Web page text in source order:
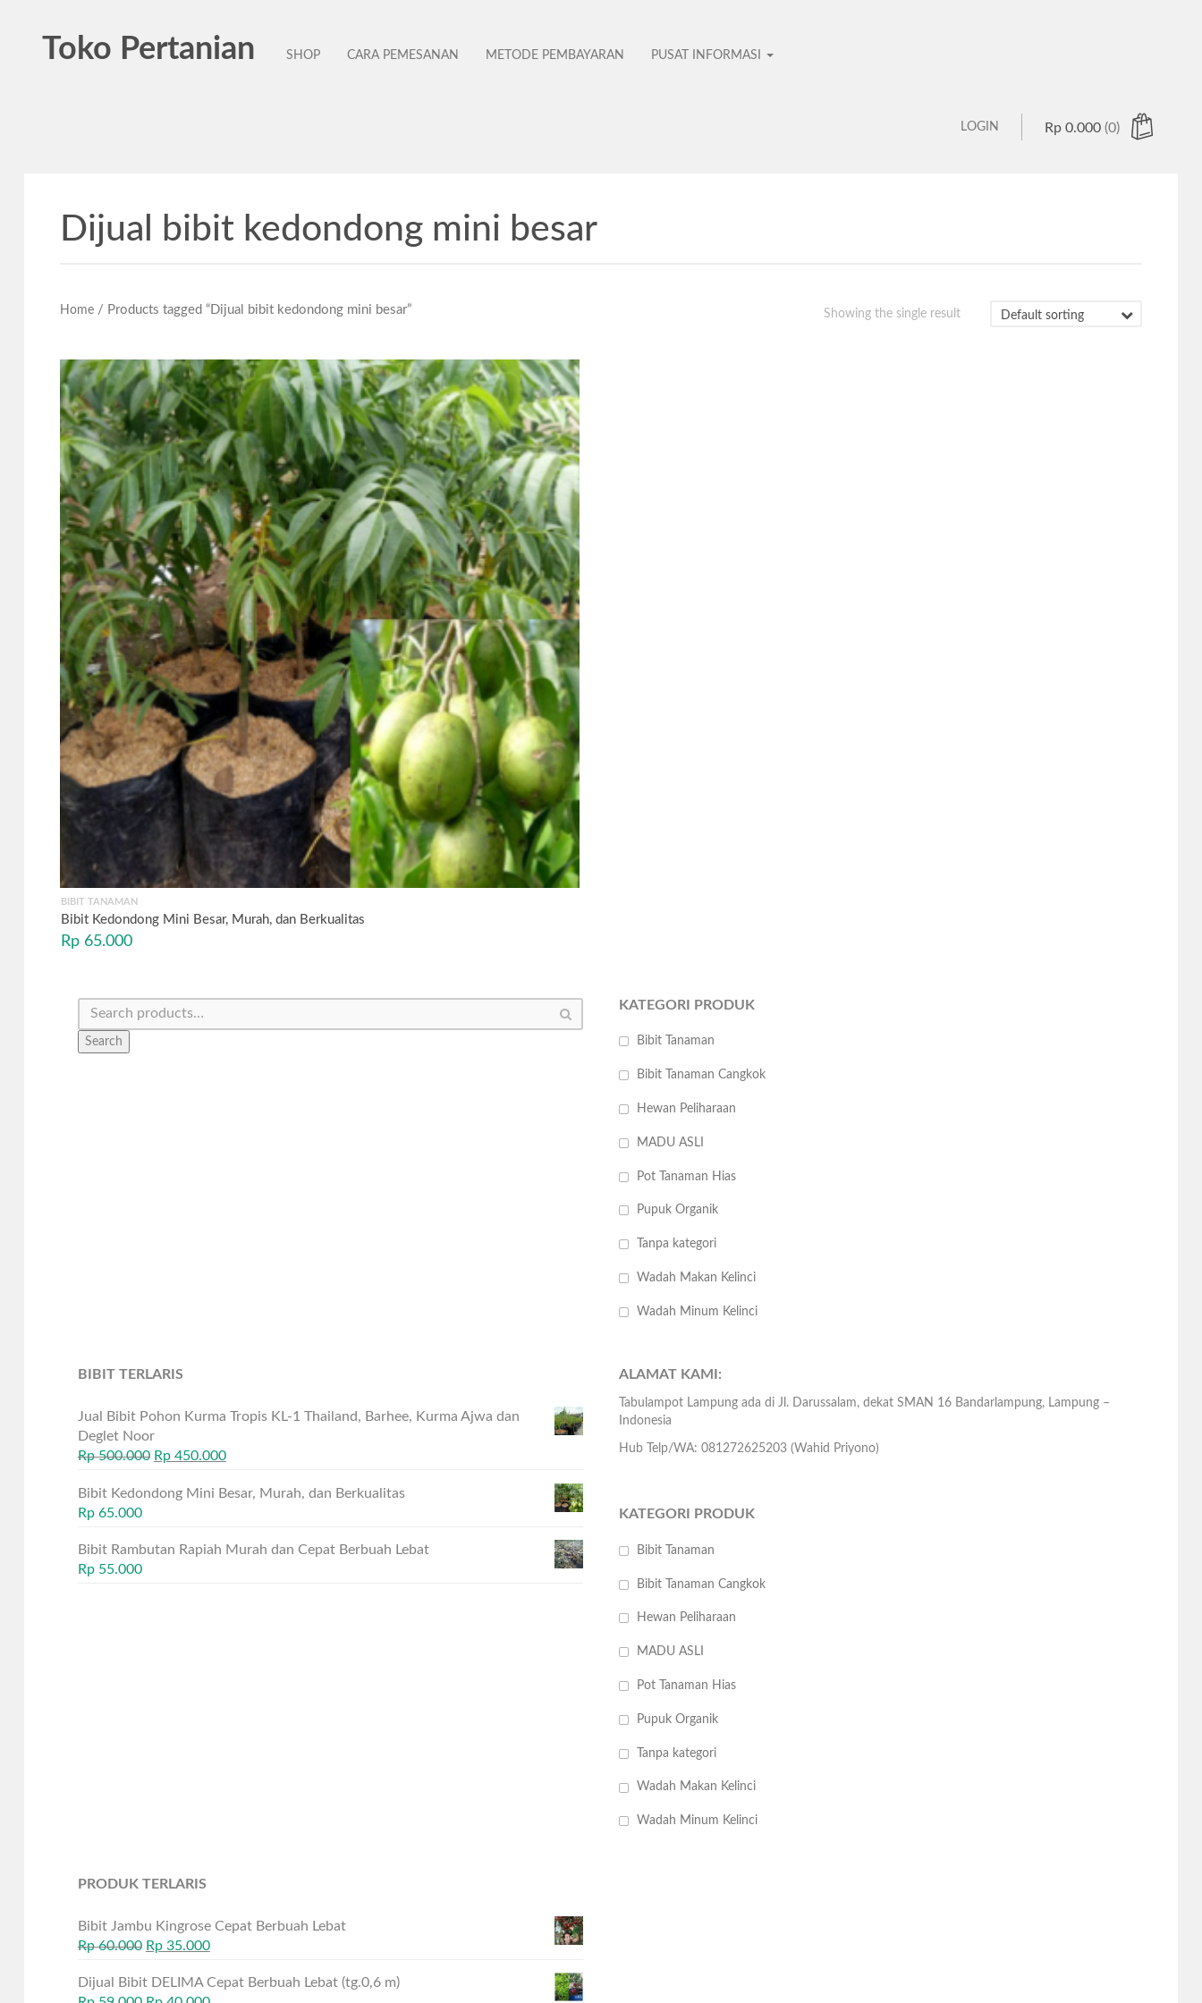
Toko Pertanian SHOP CARA PEMESANAN METODE PEMBAYARAN PUSAT INFORMASI
Rp 0.000 (0)
LOGIN
Dijual bibit kedondong mini besar
Home/ Products tagged “Dijual bibit kedondong mini besar” Showing the single result
BIBIT TANAMAN
Bibit Kedondong Mini Besar, Murah, dan Berkualitas
Rp65.000
Search
KATEGORI PRODUK
Bibit Tanaman
Bibit Tanaman Cangkok
Hewan Peliharaan
MADU ASLI
Pot Tanaman Hias
Pupuk Organik
Tanpa kategori
Wadah Makan Kelinci
Wadah Minum Kelinci
BIBIT TERLARIS
Jual Bibit Pohon Kurma Tropis KL-1 Thailand, Barhee, Kurma Ajwa dan
Deglet Noor
Rp500.000 Rp450.000
Bibit Kedondong Mini Besar, Murah, dan Berkualitas
Rp65.000
Bibit Rambutan Rapiah Murah dan Cepat Berbuah Lebat
Rp55.000
ALAMAT KAMI:
Tabulampot Lampung ada di Jl. Darussalam, dekat SMAN 16 Bandarlampung, Lampung –
Indonesia
Hub Telp/WA: 081272625203 (Wahid Priyono)
KATEGORI PRODUK
Bibit Tanaman
Bibit Tanaman Cangkok
Hewan Peliharaan
MADU ASLI
Pot Tanaman Hias
Pupuk Organik
Tanpa kategori
Wadah Makan Kelinci
Wadah Minum Kelinci
PRODUK TERLARIS
Bibit Jambu Kingrose Cepat Berbuah Lebat
Rp60.000 Rp35.000
Dijual Bibit DELIMA Cepat Berbuah Lebat (tg.0,6 m)